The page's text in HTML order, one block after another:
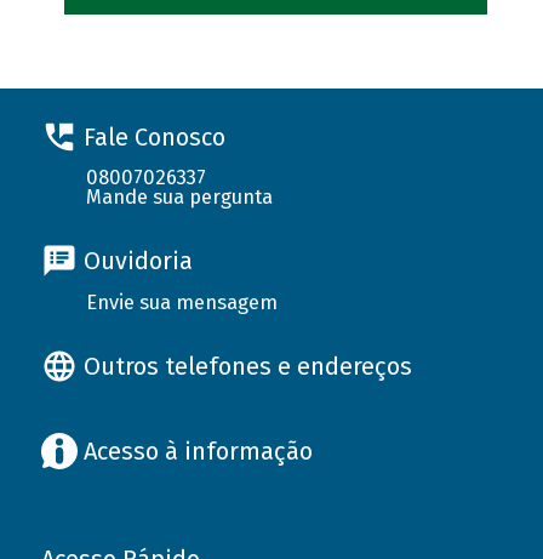
Fale Conosco
08007026337
Mande sua pergunta
Ouvidoria
Envie sua mensagem
Outros telefones e endereços
Acesso à informação